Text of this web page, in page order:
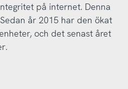
på internet. Denna
år 2015 har den ökat
och det senast året